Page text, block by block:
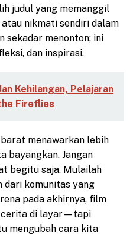
judul yang memanggil
nikmati sendiri dalam
sekadar menonton; ini
dan inspirasi.
Kehilangan, Pelajaran
Fireflies
menawarkan lebih
bayangkan. Jangan
begitu saja. Mulailah
dari komunitas yang
pada akhirnya, film
cerita di layar—tapi
mengubah cara kita